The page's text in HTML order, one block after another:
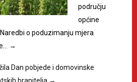
području
općine
o poduzimanju mjera
→
Dan pobjede i domovinske
branitelja →